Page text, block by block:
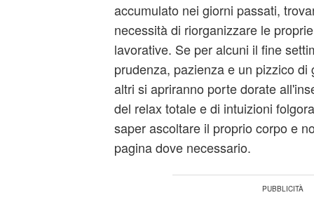
accumulato nei giorni passati,
necessità di riorganizzare le
lavorative. Se per alcuni il fine
prudenza, pazienza e un pizzico di
altri si apriranno porte dorate
del relax totale e di intuizioni
saper ascoltare il proprio corpo e
pagina dove necessario.